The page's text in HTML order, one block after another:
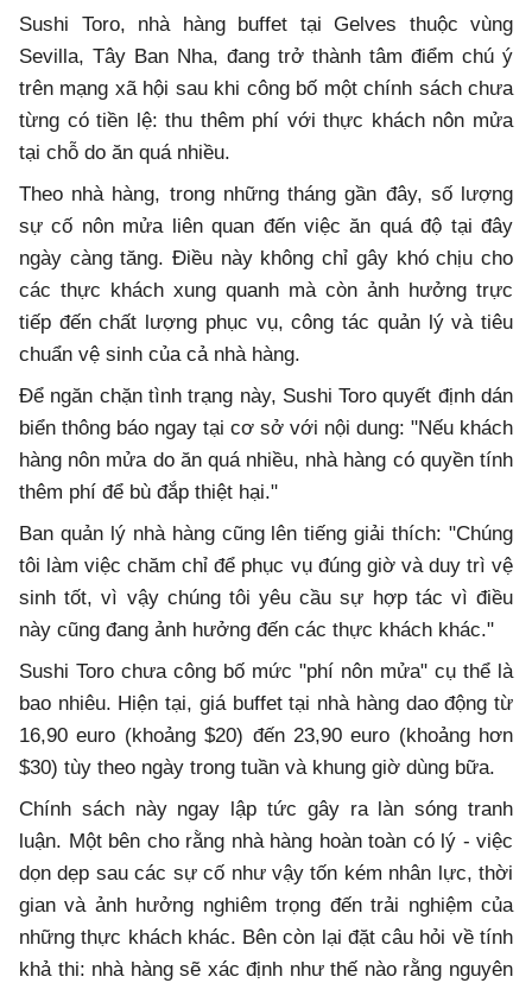
Sushi Toro, nhà hàng buffet tại Gelves thuộc vùng
Sevilla, Tây Ban Nha, đang trở thành tâm điểm chú ý
trên mạng xã hội sau khi công bố một chính sách chưa
từng có tiền lệ: thu thêm phí với thực khách nôn mửa
tại chỗ do ăn quá nhiều.
Theo nhà hàng, trong những tháng gần đây, số lượng
sự cố nôn mửa liên quan đến việc ăn quá độ tại đây
ngày càng tăng. Điều này không chỉ gây khó chịu cho
các thực khách xung quanh mà còn ảnh hưởng trực
tiếp đến chất lượng phục vụ, công tác quản lý và tiêu
chuẩn vệ sinh của cả nhà hàng.
Để ngăn chặn tình trạng này, Sushi Toro quyết định dán
biển thông báo ngay tại cơ sở với nội dung: "Nếu khách
hàng nôn mửa do ăn quá nhiều, nhà hàng có quyền tính
thêm phí để bù đắp thiệt hại."
Ban quản lý nhà hàng cũng lên tiếng giải thích: "Chúng
tôi làm việc chăm chỉ để phục vụ đúng giờ và duy trì vệ
sinh tốt, vì vậy chúng tôi yêu cầu sự hợp tác vì điều
này cũng đang ảnh hưởng đến các thực khách khác."
Sushi Toro chưa công bố mức "phí nôn mửa" cụ thể là
bao nhiêu. Hiện tại, giá buffet tại nhà hàng dao động từ
16,90 euro (khoảng $20) đến 23,90 euro (khoảng hơn
$30) tùy theo ngày trong tuần và khung giờ dùng bữa.
Chính sách này ngay lập tức gây ra làn sóng tranh
luận. Một bên cho rằng nhà hàng hoàn toàn có lý - việc
dọn dẹp sau các sự cố như vậy tốn kém nhân lực, thời
gian và ảnh hưởng nghiêm trọng đến trải nghiệm của
những thực khách khác. Bên còn lại đặt câu hỏi về tính
khả thi: nhà hàng sẽ xác định như thế nào rằng nguyên